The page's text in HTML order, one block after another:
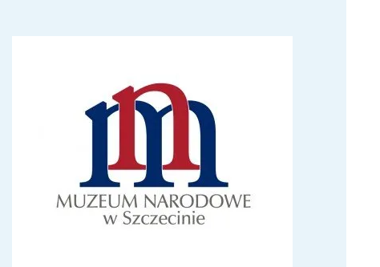
Wiewiórka na kwitnącym polu